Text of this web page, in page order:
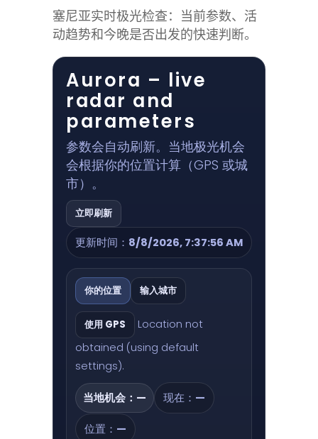
塞尼亚实时极光检查：当前参数、活
动趋势和今晚是否出发的快速判断。
Aurora – live
radar and
parameters
参数会自动刷新。当地极光机会
会根据你的位置计算（GPS 或城
市）。
立即刷新
更新时间： 8/8/2026, 7:37:56 AM
你的位置 输入城市
使用 GPS
Location not
obtained (using default
settings).
当地机会： — 现在： —
位置： —